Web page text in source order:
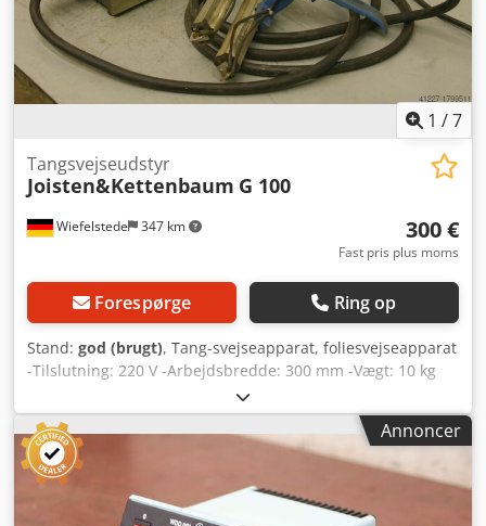
1 /7
Wiefelstede 347 km
Tangsvejseudstyr
Joisten&Kettenbaum G 100
300 €
Fast pris plus moms
Forespørge Ring op
Stand: god (brugt), Tang-svejseapparat, foliesvejseapparat
-Tilslutning: 220 V -Arbejdsbredde: 300 mm -Vægt: 10 kg
Annoncer